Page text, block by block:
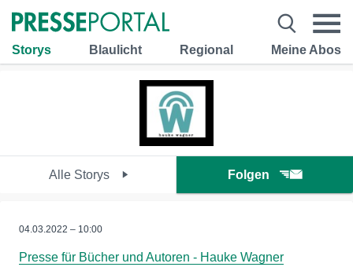
Storys Blaulicht Regional Meine Abos
Alle Storys Folgen
04.03.2022 – 10:00
Presse für Bücher und Autoren - Hauke Wagner